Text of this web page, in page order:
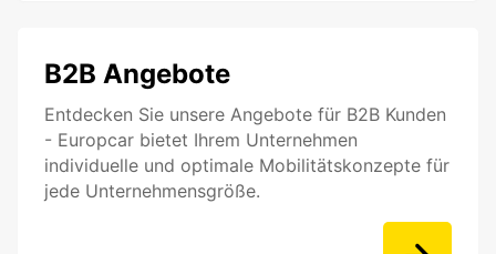
B2B Angebote
Entdecken Sie unsere Angebote für B2B Kunden
- Europcar bietet Ihrem Unternehmen
individuelle und optimale Mobilitätskonzepte für
jede Unternehmensgröße.